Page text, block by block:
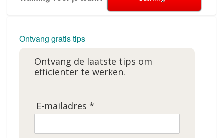
Ontvang gratis tips
Ontvang de laatste tips om
efficienter te werken.
E-mailadres *